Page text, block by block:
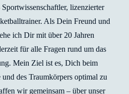
lizenzierter
Als Dein Freund und
ich Dir mit über 20 Jahren
für alle Fragen rund um das
Mein Ziel ist es, Dich beim
des Traumkörpers optimal zu
wir gemeinsam – über unser